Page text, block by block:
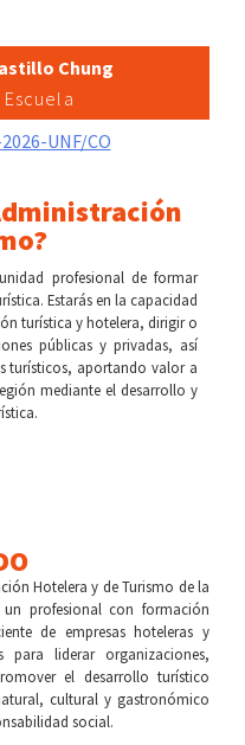
Chung
UNF/CO
profesional de formar
Estarás en la capacidad
turística y hotelera, dirigir o
públicas y privadas, así
turísticos, aportando valor a
mediante el desarrollo y
Hotelera y de Turismo de la
un profesional con formación
de empresas hoteleras y
para liderar organizaciones,
el desarrollo turístico
cultural y gastronómico
social.